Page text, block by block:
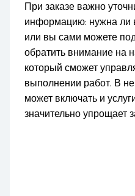
При заказе важно
информацию: нужна ли
или вы сами можете
обратить внимание на
который сможет
выполнении работ. В
может включать и
значительно упрощает